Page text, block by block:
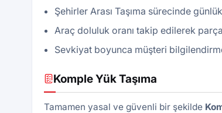
Şehirler Arası Taşıma sürecinde
Araç doluluk oranı takip edilerek
Sevkiyat boyunca müşteri
Komple Yük Taşıma
Tamamen yasal ve güvenli bir şekilde